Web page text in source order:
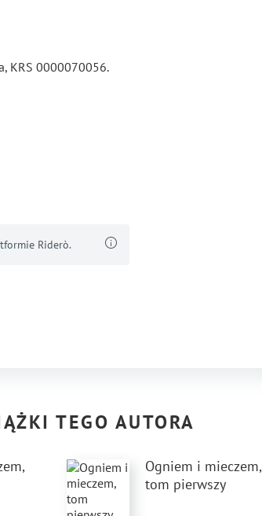
KRS 0000070056.
Riderò.
TEGO AUTORA
Ogniem i mieczem,
tom pierwszy